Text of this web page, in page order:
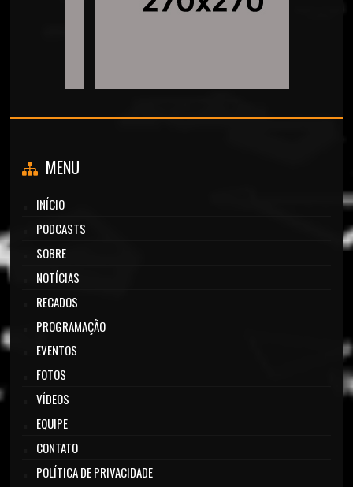
MENU
INÍCIO
PODCASTS
SOBRE
NOTÍCIAS
RECADOS
PROGRAMAÇÃO
EVENTOS
FOTOS
VÍDEOS
EQUIPE
CONTATO
POLÍTICA DE PRIVACIDADE